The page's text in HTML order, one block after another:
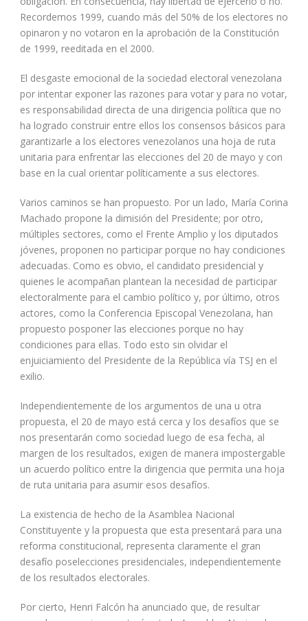
Recordemos 1999, cuando más del 50% de los electores no
opinaron y no votaron en la aprobación de la Constitución
de 1999, reeditada en el 2000.
El desgaste emocional de la sociedad electoral venezolana
por intentar exponer las razones para votar y para no votar,
es responsabilidad directa de una dirigencia política que no
ha logrado construir entre ellos los consensos básicos para
garantizarle a los electores venezolanos una hoja de ruta
unitaria para enfrentar las elecciones del 20 de mayo y con
base en la cual orientar políticamente a sus electores.
Varios caminos se han propuesto. Por un lado, María Corina
Machado propone la dimisión del Presidente; por otro,
múltiples sectores, como el Frente Amplio y los diputados
jóvenes, proponen no participar porque no hay condiciones
adecuadas. Como es obvio, el candidato presidencial y
quienes le acompañan plantean la necesidad de participar
electoralmente para el cambio político y, por último, otros
actores, como la Conferencia Episcopal Venezolana, han
propuesto posponer las elecciones porque no hay
condiciones para ellas. Todo esto sin olvidar el
enjuiciamiento del Presidente de la República vía TSJ en el
exilio.
Independientemente de los argumentos de una u otra
propuesta, el 20 de mayo está cerca y los desafíos que se
nos presentarán como sociedad luego de esa fecha, al
margen de los resultados, exigen de manera impostergable
un acuerdo político entre la dirigencia que permita una hoja
de ruta unitaria para asumir esos desafíos.
La existencia de hecho de la Asamblea Nacional
Constituyente y la propuesta que esta presentará para una
reforma constitucional, representa claramente el gran
desafío poselecciones presidenciales, independientemente
de los resultados electorales.
Por cierto, Henri Falcón ha anunciado que, de resultar